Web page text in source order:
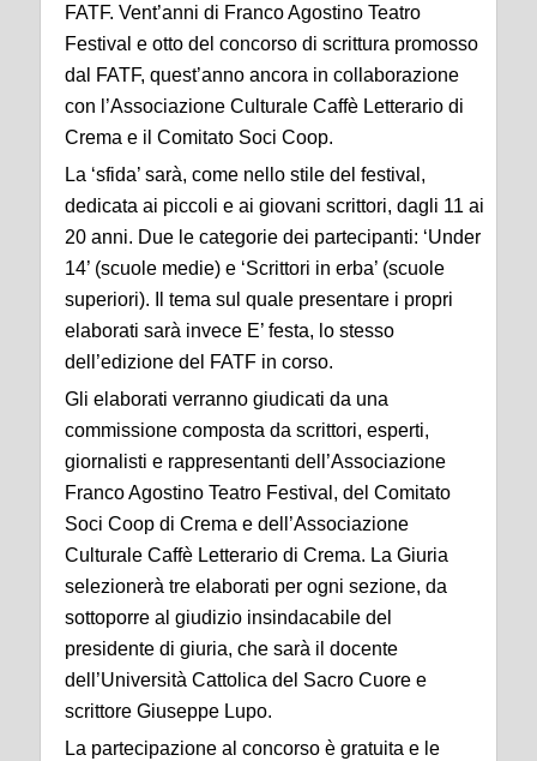
FATF. Vent’anni di Franco Agostino Teatro
Festival e otto del concorso di scrittura promosso
dal FATF, quest’anno ancora in collaborazione
con l’Associazione Culturale Caffè Letterario di
Crema e il Comitato Soci Coop.
La ‘sfida’ sarà, come nello stile del festival,
dedicata ai piccoli e ai giovani scrittori, dagli 11 ai
20 anni. Due le categorie dei partecipanti: ‘Under
14’ (scuole medie) e ‘Scrittori in erba’ (scuole
superiori). Il tema sul quale presentare i propri
elaborati sarà invece E’ festa, lo stesso
dell’edizione del FATF in corso.
Gli elaborati verranno giudicati da una
commissione composta da scrittori, esperti,
giornalisti e rappresentanti dell’Associazione
Franco Agostino Teatro Festival, del Comitato
Soci Coop di Crema e dell’Associazione
Culturale Caffè Letterario di Crema. La Giuria
selezionerà tre elaborati per ogni sezione, da
sottoporre al giudizio insindacabile del
presidente di giuria, che sarà il docente
dell’Università Cattolica del Sacro Cuore e
scrittore Giuseppe Lupo.
La partecipazione al concorso è gratuita e le